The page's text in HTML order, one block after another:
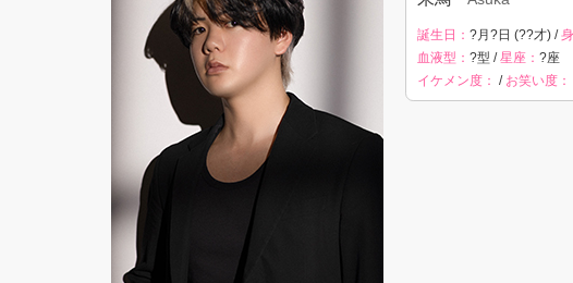
誕生日： ?月?日 (??才) /
血液型： ?型 /星座： ?座
イケメン度： / お笑い度：